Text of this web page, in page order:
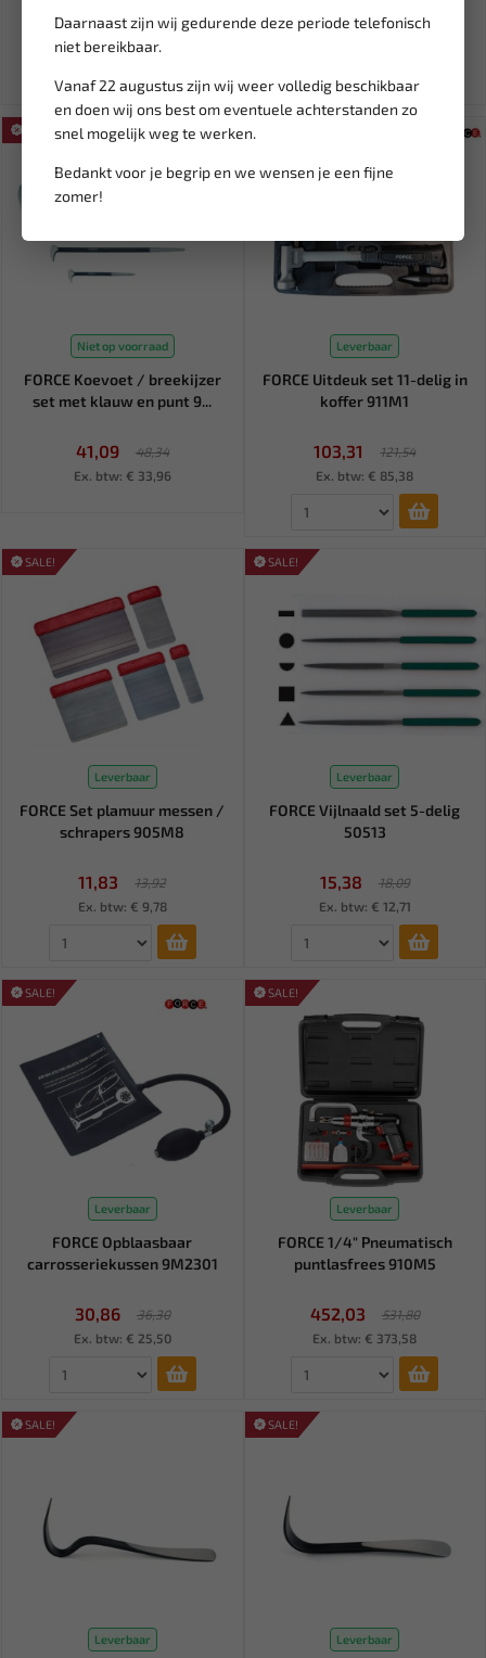
Daarnaast zijn wij gedurende deze periode telefonisch
niet bereikbaar.
Vanaf 22 augustus zijn wij weer volledig beschikbaar
en doen wij ons best om eventuele achterstanden zo
snel mogelijk weg te werken.
Bedankt voor je begrip en we wensen je een fijne
zomer!
39,80
46,83
Ex. btw: € 32,90
23,55
27,71
SALE!
Niet op voorraad
FORCE Koevoet / breekijzer
set met klauw en punt 9...
41,09
48,34
Ex. btw: € 33,96
Leverbaar
FORCE Uitdeuk set 11-delig in
koffer 911M1
103,31
121,54
Ex. btw: € 85,38
SALE!
Leverbaar
FORCE Set plamuur messen /
schrapers 905M8
11,83
13,92
Ex. btw: € 9,78
SALE!
Leverbaar
FORCE Vijlnaald set 5-delig
50513
15,38
18,09
Ex. btw: € 12,71
SALE!
Leverbaar
FORCE Opblaasbaar
carrosseriekussen 9M2301
30,86
36,30
Ex. btw: € 25,50
SALE!
Leverbaar
FORCE 1/4" Pneumatisch
puntlasfrees 910M5
452,03
531,80
Ex. btw: € 373,58
SALE!
Leverbaar
SALE!
Leverbaar